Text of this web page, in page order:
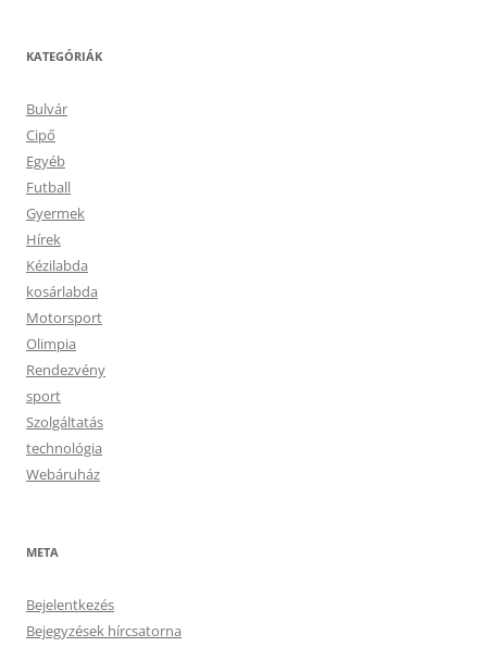
KATEGÓRIÁK
Bulvár
Cipő
Egyéb
Futball
Gyermek
Hírek
Kézilabda
kosárlabda
Motorsport
Olimpia
Rendezvény
sport
Szolgáltatás
technológia
Webáruház
META
Bejelentkezés
Bejegyzések hírcsatorna